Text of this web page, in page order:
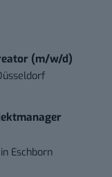
(m/w/d)
in Eschborn